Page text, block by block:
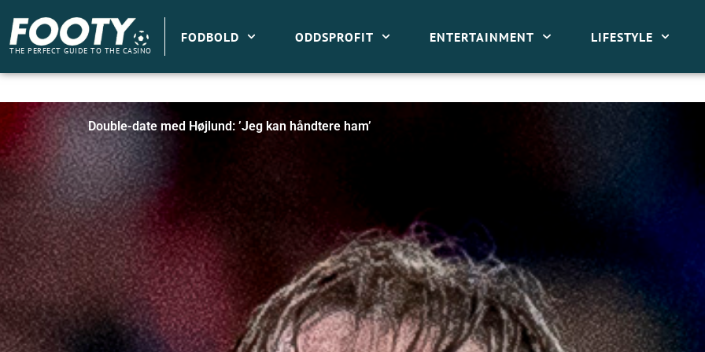
indholdet
THE PERFECT GUIDE TO THE CASINO
FODBOLD ODDSPROFIT ENTERTAINMENT LIFESTYLE
Double-date med Højlund: ’Jeg kan håndtere ham’